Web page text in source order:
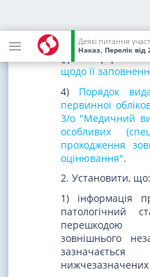
Наказ, Перелік від
(спеціальних)
зовнішнього
(далі - форма N
щодо її
4) Порядок
первинної
3/о "Медичний
особливих
проходження
оцінювання".
2. Установити, що:
1) інформація
патологічний
перешкодою
зовнішнього
нижчезазначених